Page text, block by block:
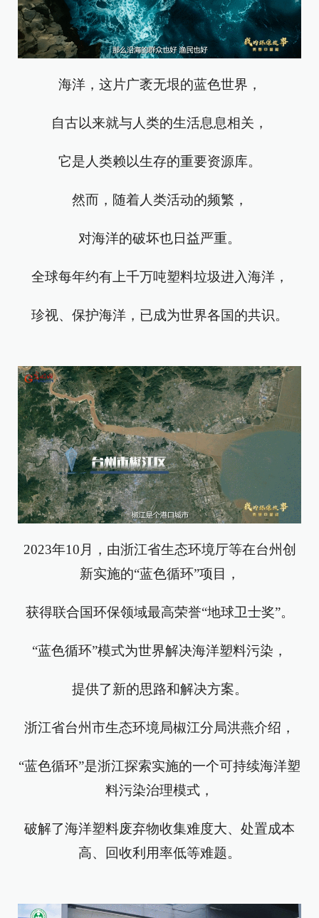
海洋，这片广袤无垠的蓝色世界，
自古以来就与人类的生活息息相关，
它是人类赖以生存的重要资源库。
然而，随着人类活动的频繁，
对海洋的破坏也日益严重。
全球每年约有上千万吨塑料垃圾进入海洋，
珍视、保护海洋，已成为世界各国的共识。
2023年10月，由浙江省生态环境厅等在台州创
新实施的“蓝色循环”项目，
获得联合国环保领域最高荣誉“地球卫士奖”。
“蓝色循环”模式为世界解决海洋塑料污染，
提供了新的思路和解决方案。
浙江省台州市生态环境局椒江分局洪燕介绍，
“蓝色循环”是浙江探索实施的一个可持续海洋塑
料污染治理模式，
破解了海洋塑料废弃物收集难度大、处置成本
高、回收利用率低等难题。